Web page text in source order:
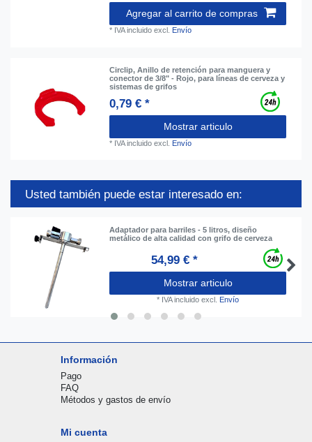
Agregar al carrito de compras
* IVA incluido excl. Envío
Circlip, Anillo de retención para manguera y
conector de 3/8" - Rojo, para líneas de cerveza y
sistemas de grifos
0,79 € *
Mostrar articulo
* IVA incluido excl. Envío
Usted también puede estar interesado en:
Adaptador para barriles - 5 litros, diseño
metálico de alta calidad con grifo de cerveza
54,99 € *
Mostrar articulo
* IVA incluido excl. Envío
Información
Pago
FAQ
Métodos y gastos de envío
Mi cuenta